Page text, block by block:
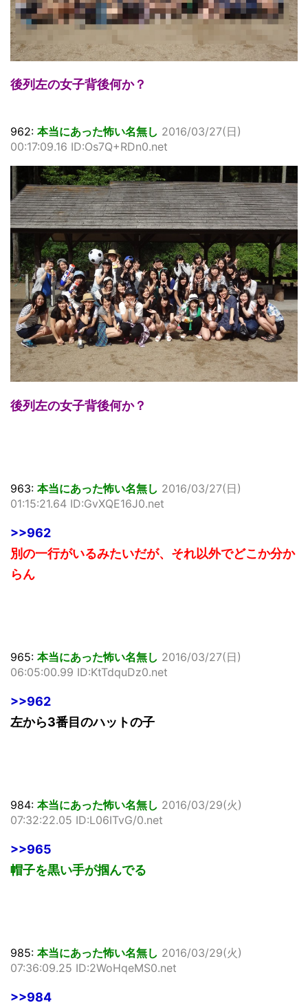
後列左の女子背後何か？
962: 本当にあった怖い名無し 2016/03/27(日)
00:17:09.16 ID:Os7Q+RDn0.net
後列左の女子背後何か？
963: 本当にあった怖い名無し 2016/03/27(日)
01:15:21.64 ID:GvXQE16J0.net
>>962
別の一行がいるみたいだが、それ以外でどこか分か
らん
965: 本当にあった怖い名無し 2016/03/27(日)
06:05:00.99 ID:KtTdquDz0.net
>>962
左から3番目のハットの子
984: 本当にあった怖い名無し 2016/03/29(火)
07:32:22.05 ID:L06ITvG/0.net
>>965
帽子を黒い手が掴んでる
985: 本当にあった怖い名無し 2016/03/29(火)
07:36:09.25 ID:2WoHqeMS0.net
>>984